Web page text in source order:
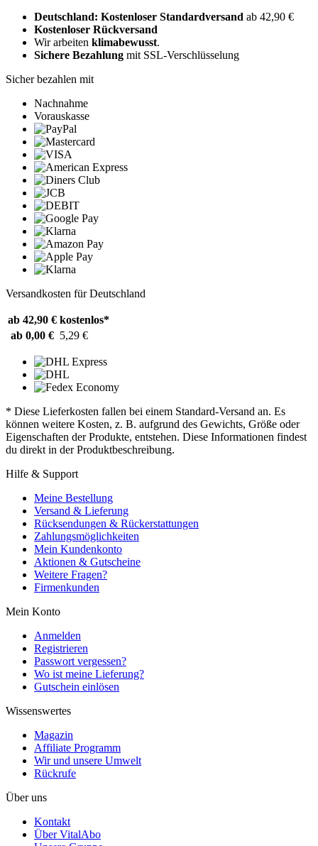
Deutschland: Kostenloser Standardversand ab 42,90 €
Kostenloser Rückversand
Wir arbeiten klimabewusst.
Sichere Bezahlung mit SSL-Verschlüsselung
Sicher bezahlen mit
Nachnahme
Vorauskasse
Versandkosten für Deutschland
ab 42,90 € kostenlos*
ab 0,00 € 5,29 €
* Diese Lieferkosten fallen bei einem Standard-Versand an. Es
können weitere Kosten, z. B. aufgrund des Gewichts, Größe oder
Eigenschaften der Produkte, entstehen. Diese Informationen findest
du direkt in der Produktbeschreibung.
Hilfe & Support
Meine Bestellung
Versand & Lieferung
Rücksendungen & Rückerstattungen
Zahlungsmöglichkeiten
Mein Kundenkonto
Aktionen & Gutscheine
Weitere Fragen?
Firmenkunden
Mein Konto
Anmelden
Registrieren
Passwort vergessen?
Wo ist meine Lieferung?
Gutschein einlösen
Wissenswertes
Magazin
Affiliate Programm
Wir und unsere Umwelt
Rückrufe
Über uns
Kontakt
Über VitalAbo